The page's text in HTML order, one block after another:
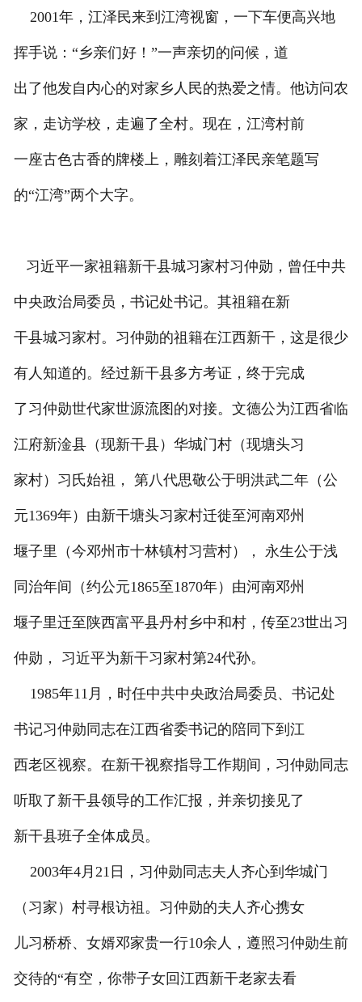
2001年，江泽民来到江湾视窗，一下车便高兴地
挥手说：“乡亲们好！”一声亲切的问候，道
出了他发自内心的对家乡人民的热爱之情。他访问农
家，走访学校，走遍了全村。现在，江湾村前
一座古色古香的牌楼上，雕刻着江泽民亲笔题写
的“江湾”两个大字。
习近平一家祖籍新干县城习家村习仲勋，曾任中共
中央政治局委员，书记处书记。其祖籍在新
干县城习家村。习仲勋的祖籍在江西新干，这是很少
有人知道的。经过新干县多方考证，终于完成
了习仲勋世代家世源流图的对接。文德公为江西省临
江府新淦县（现新干县）华城门村（现塘头习
家村）习氏始祖， 第八代思敬公于明洪武二年（公
元1369年）由新干塘头习家村迁徙至河南邓州
堰子里（今邓州市十林镇村习营村）， 永生公于浅
同治年间（约公元1865至1870年）由河南邓州
堰子里迁至陕西富平县丹村乡中和村，传至23世出习
仲勋， 习近平为新干习家村第24代孙。
1985年11月，时任中共中央政治局委员、书记处
书记习仲勋同志在江西省委书记的陪同下到江
西老区视察。在新干视察指导工作期间，习仲勋同志
听取了新干县领导的工作汇报，并亲切接见了
新干县班子全体成员。
2003年4月21日，习仲勋同志夫人齐心到华城门
（习家）村寻根访祖。习仲勋的夫人齐心携女
儿习桥桥、女婿邓家贵一行10余人，遵照习仲勋生前
交待的“有空，你带子女回江西新干老家去看